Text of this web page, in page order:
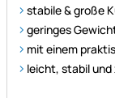
stabile & große
geringes
mit einem
leicht, stabil